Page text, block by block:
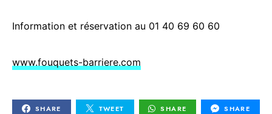
Information et réservation au 01 40 69 60 60
www.fouquets-barriere.com
SHARE TWEET SHARE SHARE